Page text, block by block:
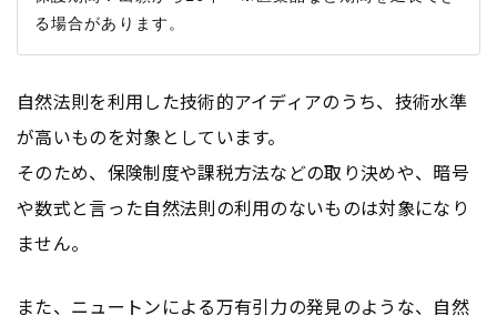
自然法則を利用した技術的アイディアのうち、技術水準
が高いものを対象としています。
そのため、保険制度や課税方法などの取り決めや、暗号
や数式と言った自然法則の利用のないものは対象になり
ません。
また、ニュートンによる万有引力の発見のような、自然